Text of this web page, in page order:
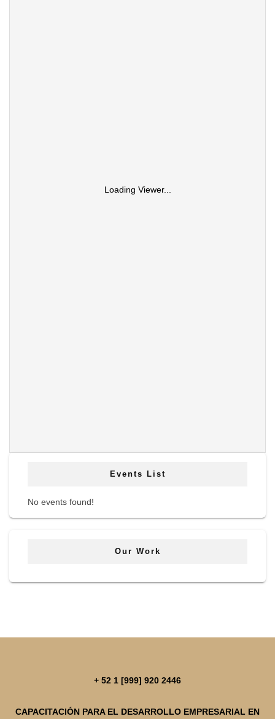
Loading Viewer...
Events List
No events found!
Our Work
+ 52 1 [999] 920 2446
CAPACITACIÓN PARA EL DESARROLLO EMPRESARIAL EN